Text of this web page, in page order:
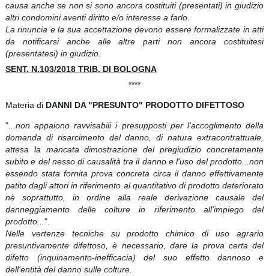
causa anche se non si sono ancora costituiti (presentati) in giudizio
altri condomini aventi diritto e/o interesse a farlo.
La rinuncia e la sua accettazione devono essere formalizzate in atti
da notificarsi anche alle altre parti non ancora costituitesi
(presentatesi) in giudizio.
SENT. N.103/2018 TRIB. DI BOLOGNA
****
Materia di DANNI DA "PRESUNTO" PRODOTTO DIFETTOSO
"...non appaiono ravvisabili i presupposti per l'accoglimento della
domanda di risarcimento del danno, di natura extracontrattuale,
attesa la mancata dimostrazione del pregiudizio concretamente
subito e del nesso di causalità tra il danno e l'uso del prodotto...non
essendo stata fornita prova concreta circa il danno effettivamente
patito dagli attori in riferimento al quantitativo di prodotto deteriorato
nè soprattutto, in ordine alla reale derivazione causale del
danneggiamento delle colture in riferimento all'impiego del
prodotto... ".
Nelle vertenze tecniche su prodotto chimico di uso agrario
presuntivamente difettoso, è necessario, dare la prova certa del
difetto (inquinamento-inefficacia) del suo effetto dannoso e
dell'entità del danno sulle colture.